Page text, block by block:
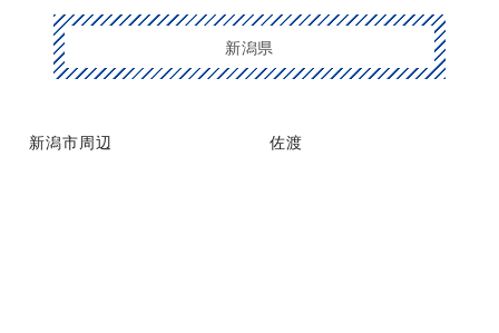
新潟県
新潟市周辺 佐渡